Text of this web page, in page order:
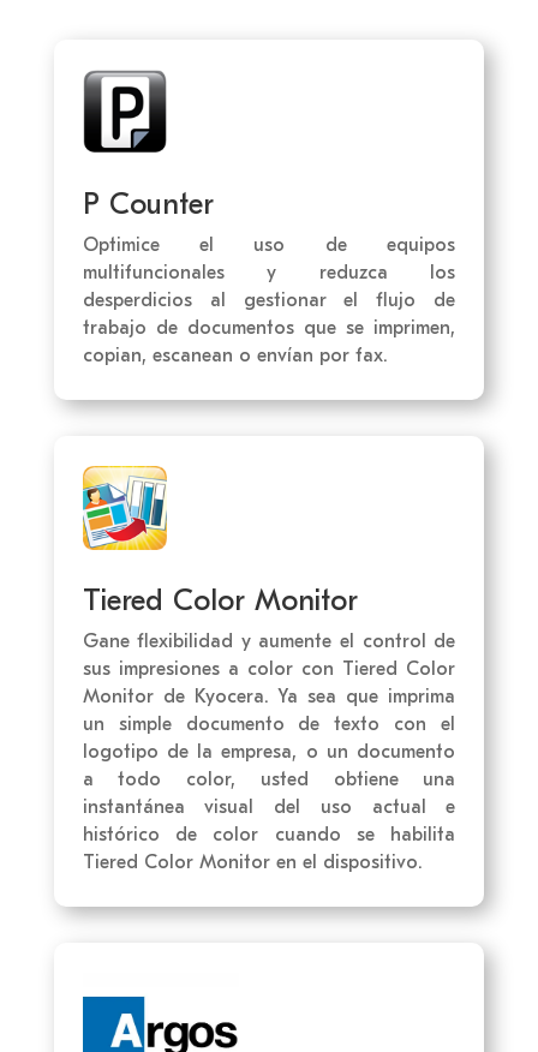
P Counter
Optimice el uso de equipos
multifuncionales y reduzca los
desperdicios al gestionar el flujo de
trabajo de documentos que se imprimen,
copian, escanean o envían por fax.
Tiered Color Monitor
Gane flexibilidad y aumente el control de
sus impresiones a color con Tiered Color
Monitor de Kyocera. Ya sea que imprima
un simple documento de texto con el
logotipo de la empresa, o un documento
a todo color, usted obtiene una
instantánea visual del uso actual e
histórico de color cuando se habilita
Tiered Color Monitor en el dispositivo.